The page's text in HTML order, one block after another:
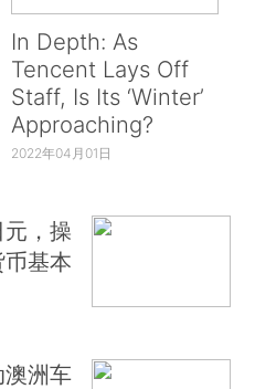
In Depth: As
Tencent Lays Off
Staff, Is Its ‘Winter’
Approaching?
2022年04月01日
，操
基本
洲车